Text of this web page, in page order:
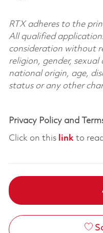
RTX adheres to the
All qualified
consideration without
religion, gender,
national origin, age,
status or any other
Privacy Policy and
Click on this linkto